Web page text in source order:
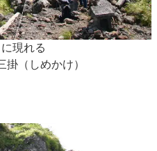
現れる
掛（しめかけ）